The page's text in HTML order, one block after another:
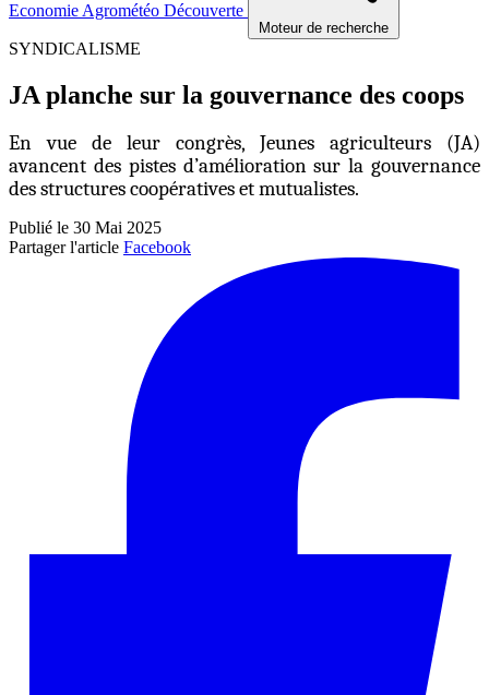
Economie Agrométéo Découverte
Moteur de recherche
SYNDICALISME
JA planche sur la gouvernance des coops
En vue de leur congrès, Jeunes agriculteurs (JA)
avancent des pistes d’amélioration sur la gouvernance
des structures coopératives et mutualistes.
Publié le 30 Mai 2025
Partager l'article Facebook